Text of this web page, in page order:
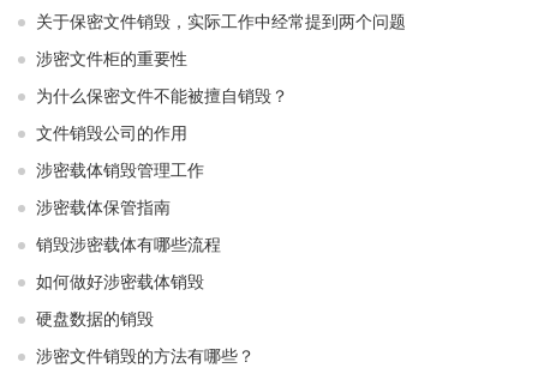
关于保密文件销毁，实际工作中经常提到两个问题
涉密文件柜的重要性
为什么保密文件不能被擅自销毁？
文件销毁公司的作用
涉密载体销毁管理工作
涉密载体保管指南
销毁涉密载体有哪些流程
如何做好涉密载体销毁
硬盘数据的销毁
涉密文件销毁的方法有哪些？